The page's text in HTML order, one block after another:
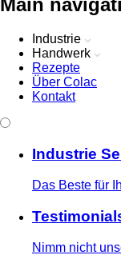
Industrie
Handwerk
Rezepte
Über Colac
Kontakt
Industrie
Das Beste für
Nimm nicht